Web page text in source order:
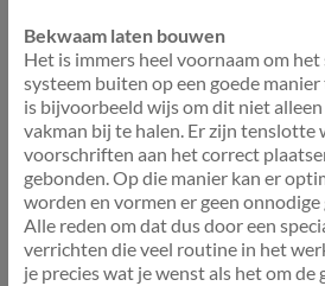
Bekwaam laten bouwen
Het is immers heel voornaam om
systeem buiten op een goede
is bijvoorbeeld wijs om dit niet
vakman bij te halen. Er zijn tenslotte
voorschriften aan het correct
gebonden. Op die manier kan er
worden en vormen er geen
Alle reden om dat dus door een
verrichten die veel routine in het
je precies wat je wenst als het om de